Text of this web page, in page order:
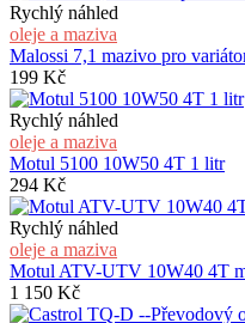
Rychlý náhled
oleje a maziva
Malossi 7,1 mazivo pro
199 Kč
Rychlý náhled
oleje a maziva
Motul 5100 10W50 4T 1 litr
294 Kč
Rychlý náhled
oleje a maziva
Motul ATV-UTV 10W40 4T
1 150 Kč